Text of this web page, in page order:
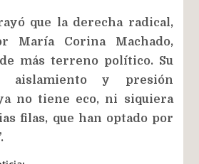
que la derecha radical,
María Corina Machado,
más terreno político. Su
aislamiento y presión
no tiene eco, ni siquiera
filas, que han optado por